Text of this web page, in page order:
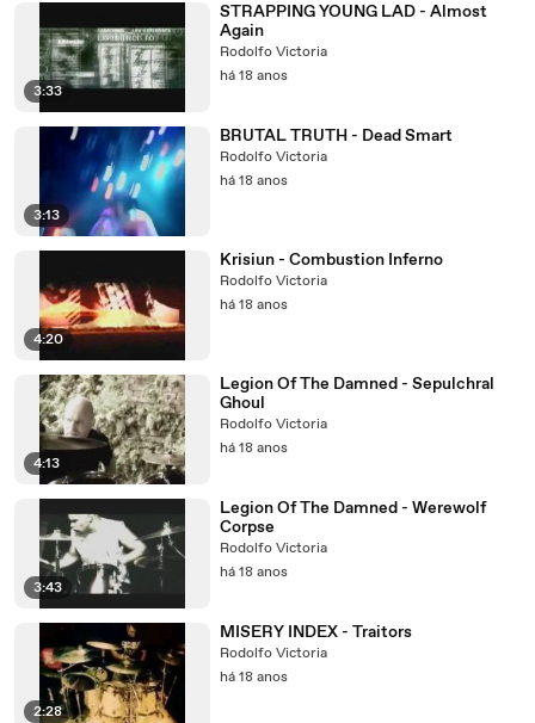
3:33
STRAPPING YOUNG LAD - Almost
Again
Rodolfo Victoria
há 18 anos
3:13
BRUTAL TRUTH - Dead Smart
Rodolfo Victoria
há 18 anos
4:20
Krisiun - Combustion Inferno
Rodolfo Victoria
há 18 anos
4:13
Legion Of The Damned - Sepulchral
Ghoul
Rodolfo Victoria
há 18 anos
3:43
Legion Of The Damned - Werewolf
Corpse
Rodolfo Victoria
há 18 anos
2:28
MISERY INDEX - Traitors
Rodolfo Victoria
há 18 anos